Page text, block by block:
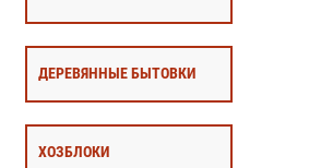
ДЕРЕВЯННЫЕ БЫТОВКИ
ХОЗБЛОКИ